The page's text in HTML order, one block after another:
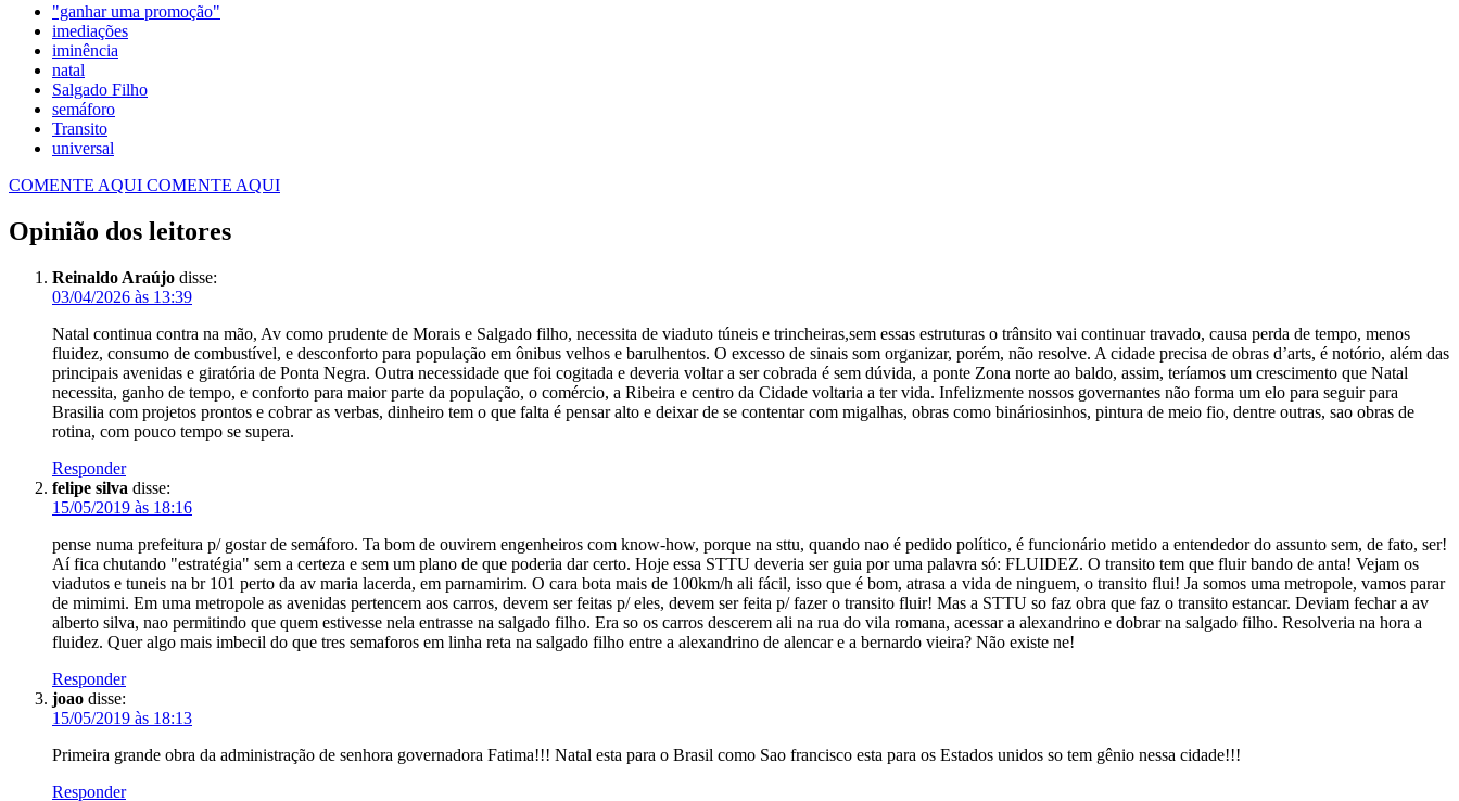
"ganhar uma promoção"
imediações
iminência
natal
Salgado Filho
semáforo
Transito
universal
COMENTE AQUI COMENTE AQUI
Opinião dos leitores
Reinaldo Araújo disse:
03/04/2026 às 13:39
Natal continua contra na mão, Av como prudente de Morais e Salgado filho, necessita de viaduto túneis e trincheiras,sem essas estruturas o trânsito vai continuar travado, causa perda de tempo, menos
fluidez, consumo de combustível, e desconforto para população em ônibus velhos e barulhentos. O excesso de sinais som organizar, porém, não resolve. A cidade precisa de obras d’arts, é notório, além das
principais avenidas e giratória de Ponta Negra. Outra necessidade que foi cogitada e deveria voltar a ser cobrada é sem dúvida, a ponte Zona norte ao baldo, assim, teríamos um crescimento que Natal
necessita, ganho de tempo, e conforto para maior parte da população, o comércio, a Ribeira e centro da Cidade voltaria a ter vida. Infelizmente nossos governantes não forma um elo para seguir para
Brasilia com projetos prontos e cobrar as verbas, dinheiro tem o que falta é pensar alto e deixar de se contentar com migalhas, obras como bináriosinhos, pintura de meio fio, dentre outras, sao obras de
rotina, com pouco tempo se supera.
Responder
felipe silva disse:
15/05/2019 às 18:16
pense numa prefeitura p/ gostar de semáforo. Ta bom de ouvirem engenheiros com know-how, porque na sttu, quando nao é pedido político, é funcionário metido a entendedor do assunto sem, de fato, ser!
Aí fica chutando "estratégia" sem a certeza e sem um plano de que poderia dar certo. Hoje essa STTU deveria ser guia por uma palavra só: FLUIDEZ. O transito tem que fluir bando de anta! Vejam os
viadutos e tuneis na br 101 perto da av maria lacerda, em parnamirim. O cara bota mais de 100km/h ali fácil, isso que é bom, atrasa a vida de ninguem, o transito flui! Ja somos uma metropole, vamos parar
de mimimi. Em uma metropole as avenidas pertencem aos carros, devem ser feitas p/ eles, devem ser feita p/ fazer o transito fluir! Mas a STTU so faz obra que faz o transito estancar. Deviam fechar a av
alberto silva, nao permitindo que quem estivesse nela entrasse na salgado filho. Era so os carros descerem ali na rua do vila romana, acessar a alexandrino e dobrar na salgado filho. Resolveria na hora a
fluidez. Quer algo mais imbecil do que tres semaforos em linha reta na salgado filho entre a alexandrino de alencar e a bernardo vieira? Não existe ne!
Responder
joao disse:
15/05/2019 às 18:13
Primeira grande obra da administração de senhora governadora Fatima!!! Natal esta para o Brasil como Sao francisco esta para os Estados unidos so tem gênio nessa cidade!!!
Responder